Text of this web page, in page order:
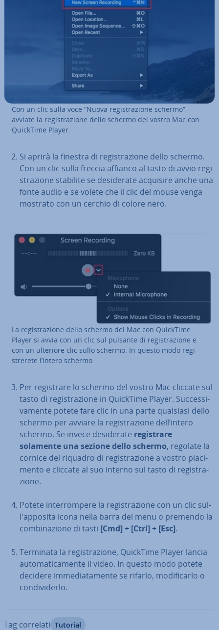
Con un clic sulla voce “Nuova re­gi­stra­zio­ne schermo”
avviate la re­gi­stra­zio­ne dello schermo del vostro Mac con
QuickTime Player.
Si aprirà la finestra di re­gi­stra­zio­ne dello schermo.
Con un clic sulla freccia affianco al tasto di avvio re­gi­
stra­zio­ne stabilite se de­si­de­ra­te acquisire anche una
fonte audio e se volete che il clic del mouse venga
mostrato con un cerchio di colore nero.
La re­gi­stra­zio­ne dello schermo del Mac con QuickTime
Player si avvia con un clic sul pulsante di re­gi­stra­zio­ne e
con un ulteriore clic sullo schermo. In questo modo re­gi­
stre­re­te l’intero schermo.
Per re­gi­stra­re lo schermo del vostro Mac cliccate sul
tasto di re­gi­stra­zio­ne in QuickTime Player. Suc­ces­si­
va­men­te potete fare clic in una parte qualsiasi dello
schermo per avviare la re­gi­stra­zio­ne dell’intero
schermo. Se invece de­si­de­ra­te re­gi­stra­re
solamente una sezione dello schermo, regolate la
cornice del riquadro di re­gi­stra­zio­ne a vostro pia­ci­
men­to e cliccate al suo interno sul tasto di re­gi­stra­
zio­ne.
Potete in­ter­rom­pe­re la re­gi­stra­zio­ne con un clic sul­
l'ap­po­si­ta icona nella barra del menu o premendo la
com­bi­na­zio­ne di tasti [Cmd] + [Ctrl] + [Esc].
Terminata la re­gi­stra­zio­ne, QuickTime Player lancia
au­to­ma­ti­ca­men­te il video. In questo modo potete
decidere im­me­dia­ta­men­te se rifarlo, mo­di­fi­car­lo o
con­di­vi­der­lo.
Tag correlati Tutorial